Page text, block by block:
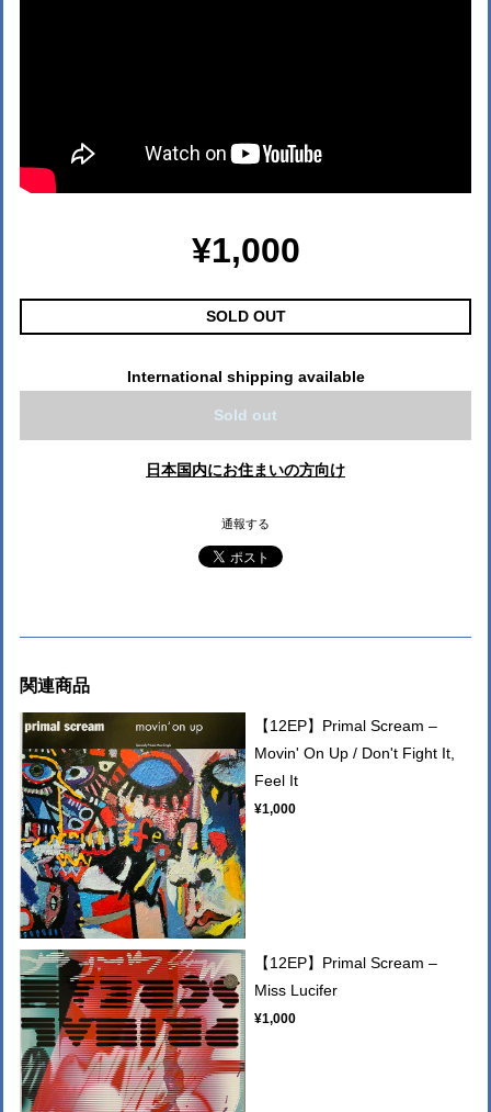
¥1,000
SOLD OUT
International shipping available
Sold out
日本国内にお住まいの方向け
通報する
関連商品
【12EP】Primal Scream –
Movin' On Up / Don't Fight It,
Feel It
¥1,000
【12EP】Primal Scream –
Miss Lucifer
¥1,000